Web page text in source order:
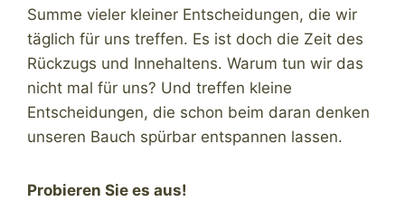
Summe vieler kleiner Entscheidungen, die wir
täglich für uns treffen. Es ist doch die Zeit des
Rückzugs und Innehaltens. Warum tun wir das
nicht mal für uns? Und treffen kleine
Entscheidungen, die schon beim daran denken
unseren Bauch spürbar entspannen lassen.
Probieren Sie es aus!